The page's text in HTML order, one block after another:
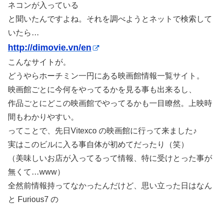
ネコンが入っている
と聞いたんですよね。それを調べようとネットで検索して
いたら…
http://dimovie.vn/en
こんなサイトが。
どうやらホーチミン一円にある映画館情報一覧サイト。
映画館ごとに今何をやってるかを見る事も出来るし、
作品ごとにどこの映画館でやってるかも一目瞭然。上映時
間もわかりやすい。
ってことで、先日Vitexco の映画館に行って来ました♪
実はこのビルに入る事自体が初めてだったり（笑）
（美味しいお店が入ってるって情報、特に受けとった事が
無くて…www）
全然前情報持ってなかったんだけど、思い立った日はなん
と Furious7 の